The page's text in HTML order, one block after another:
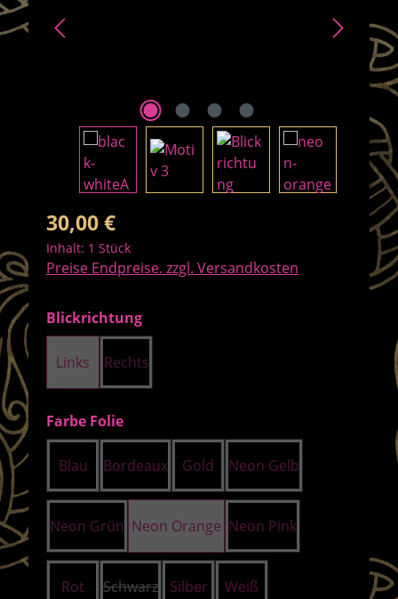
Regulärer Preis:
30,00 €
Inhalt: 1 Stück
Preise Endpreise. zzgl. Versandkosten
Blickrichtungauswählen
Links Rechts
Farbe Folieauswählen
Blau Bordeaux Gold Neon Gelb
Neon Grün Neon Orange Neon Pink
Rot Schwarz Silber Weiß